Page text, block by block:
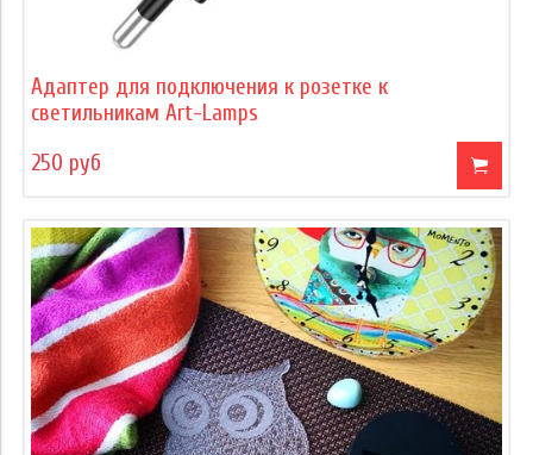
Адаптер для подключения к розетке к
светильникам Art-Lamps
250 руб